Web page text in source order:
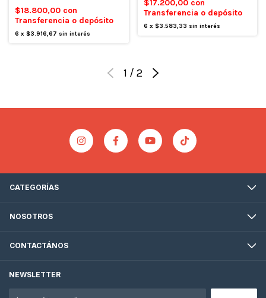
$18.800,00 con
Transferencia o depósito
6 x $3.916,67 sin interés
$17.200,00 con
Transferencia o depósito
6 x $3.583,33 sin interés
1 / 2
CATEGORÍAS
NOSOTROS
CONTACTÁNOS
NEWSLETTER